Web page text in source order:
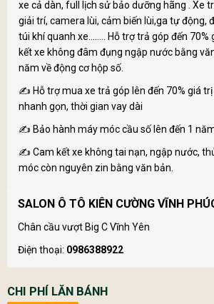
xe cả dàn, full lịch sử bảo dưỡng hãng . Xe
giải trí, camera lùi, cảm biến lùi,ga tự động,
túi khí quanh xe........ Hỗ trợ trả góp đến 70%
kết xe không đâm đụng ngập nước bằng
năm về động cơ hộp số.
✍ Hỗ trợ mua xe trả góp lên đến 70% giá
nhanh gọn, thời gian vay dài
✍ Bảo hành máy móc cầu số lên đến 1
✍ Cam kết xe không tai nạn, ngập nước,
móc còn nguyên zin bằng văn bản.
SALON Ô TÔ KIÊN CƯỜNG VĨNH
Chân cầu vượt Big C Vĩnh Yên
Điện thoại: 0986388922
CHI PHÍ LĂN BÁNH